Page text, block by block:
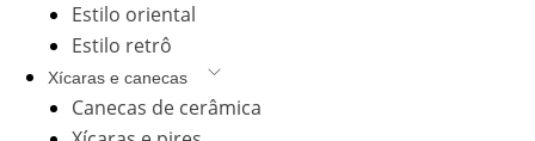
Estilo oriental
Estilo retrô
Xícaras e canecas
Canecas de cerâmica